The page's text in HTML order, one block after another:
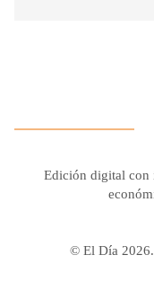
Edición digital con
© El Día 2026.